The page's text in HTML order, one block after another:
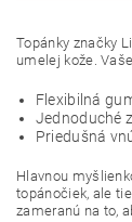
Topánky značky
umelej kože.
Flexibilná
Jednoduché
Priedušná
Hlavnou
topánočiek, ale
zameranú na to,